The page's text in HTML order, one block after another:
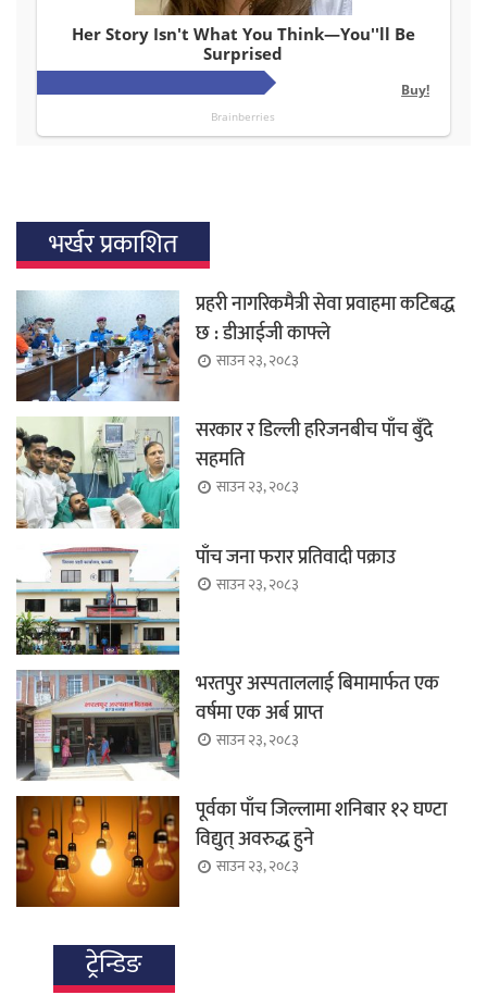
भर्खर प्रकाशित
प्रहरी नागरिकमैत्री सेवा प्रवाहमा कटिबद्ध
छ : डीआईजी काफ्ले
साउन २३, २०८३
सरकार र डिल्ली हरिजनबीच पाँच बुँदे
सहमति
साउन २३, २०८३
पाँच जना फरार प्रतिवादी पक्राउ
साउन २३, २०८३
भरतपुर अस्पताललाई बिमामार्फत एक
वर्षमा एक अर्ब प्राप्त
साउन २३, २०८३
पूर्वका पाँच जिल्लामा शनिबार १२ घण्टा
विद्युत् अवरुद्ध हुने
साउन २३, २०८३
ट्रेन्डिङ